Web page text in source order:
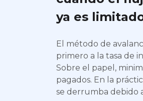
ya es
El método de
primero a la tasa de
Sobre el papel,
pagados. En la
se derrumba debido